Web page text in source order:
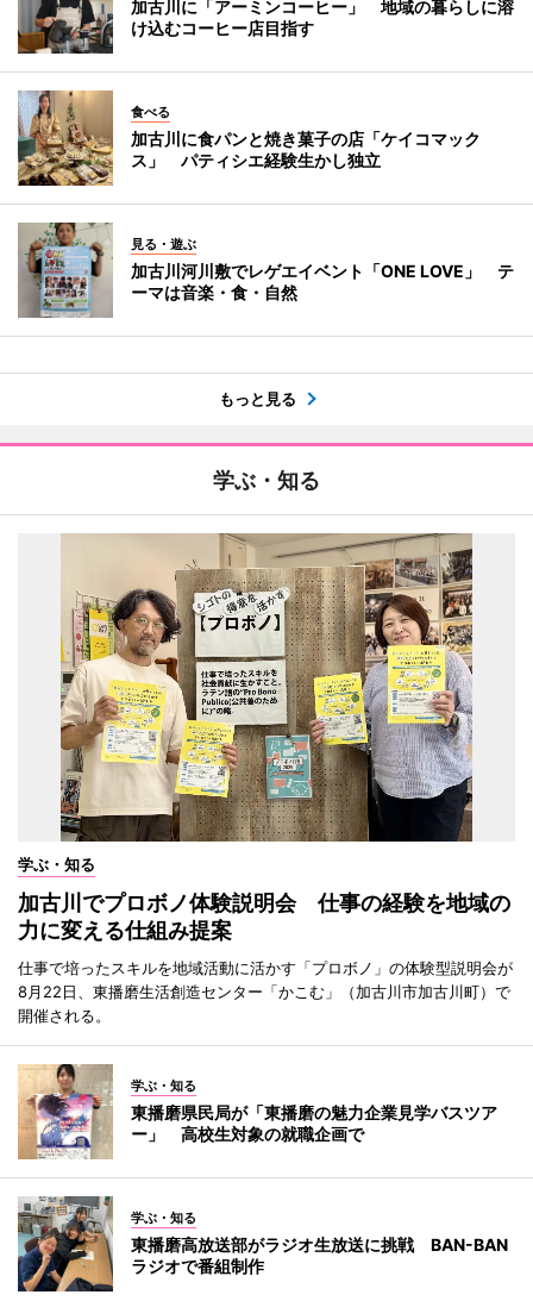
加古川に「アーミンコーヒー」 地域の暮らしに溶
け込むコーヒー店目指す
食べる
加古川に食パンと焼き菓子の店「ケイコマック
ス」 パティシエ経験生かし独立
見る・遊ぶ
加古川河川敷でレゲエイベント「ONE LOVE」 テ
ーマは音楽・食・自然
もっと見る
学ぶ・知る
学ぶ・知る
加古川でプロボノ体験説明会 仕事の経験を地域の
力に変える仕組み提案
仕事で培ったスキルを地域活動に活かす「プロボノ」の体験型説明会が
8月22日、東播磨生活創造センター「かこむ」（加古川市加古川町）で
開催される。
学ぶ・知る
東播磨県民局が「東播磨の魅力企業見学バスツア
ー」 高校生対象の就職企画で
学ぶ・知る
東播磨高放送部がラジオ生放送に挑戦 BAN-BAN
ラジオで番組制作